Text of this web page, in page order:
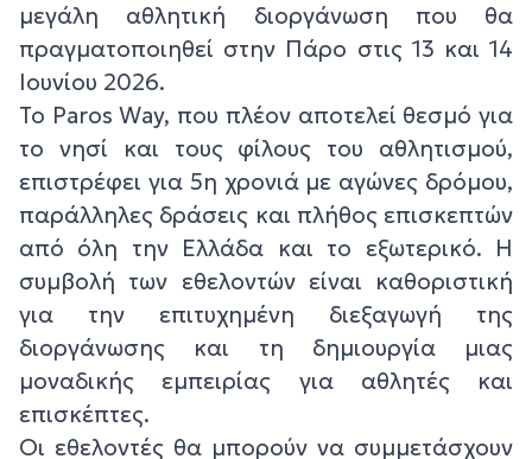
μεγάλη αθλητική διοργάνωση που θα
πραγματοποιηθεί στην Πάρο στις 13 και 14
Ιουνίου 2026.
Το Paros Way, που πλέον αποτελεί θεσμό για
το νησί και τους φίλους του αθλητισμού,
επιστρέφει για 5η χρονιά με αγώνες δρόμου,
παράλληλες δράσεις και πλήθος επισκεπτών
από όλη την Ελλάδα και το εξωτερικό. Η
συμβολή των εθελοντών είναι καθοριστική
για την επιτυχημένη διεξαγωγή της
διοργάνωσης και τη δημιουργία μιας
μοναδικής εμπειρίας για αθλητές και
επισκέπτες.
Οι εθελοντές θα μπορούν να συμμετάσχουν